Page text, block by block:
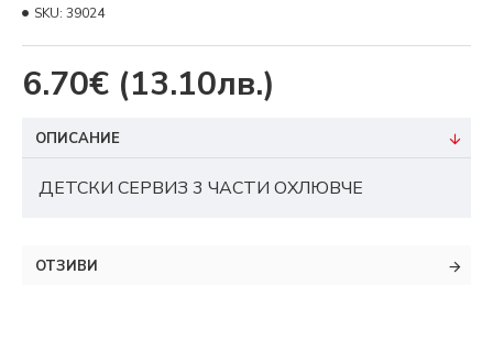
6.70€ (13.10лв.)
SKU: 39024
ОПИСАНИЕ
ДЕТСКИ СЕРВИЗ 3 ЧАСТИ ОХЛЮВЧЕ
ОТЗИВИ